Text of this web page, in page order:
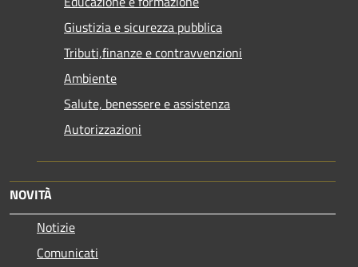
Giustizia e sicurezza pubblica
Tributi,finanze e contravvenzioni
Ambiente
Salute, benessere e assistenza
Autorizzazioni
NOVITÀ
Notizie
Comunicati